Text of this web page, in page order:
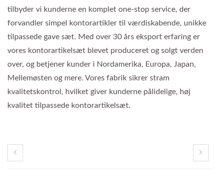
tilbyder vi kunderne en komplet one-stop service, der
forvandler simpel kontorartikler til værdiskabende, unikke
tilpassede gave sæt. Med over 30 års eksport erfaring er
vores kontorartikelsæt blevet produceret og solgt verden
over, og betjener kunder i Nordamerika, Europa, Japan,
Mellemøsten og mere. Vores fabrik sikrer stram
kvalitetskontrol, hvilket giver kunderne pålidelige, høj
kvalitet tilpassede kontorartikelsæt.